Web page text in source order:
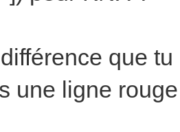
que
une ligne